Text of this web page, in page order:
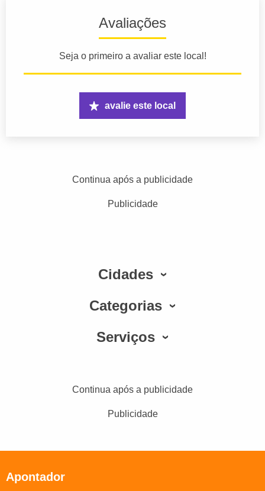
Avaliações
Seja o primeiro a avaliar este local!
avalie este local
Continua após a publicidade
Publicidade
Cidades
Categorias
Serviços
Continua após a publicidade
Publicidade
Apontador